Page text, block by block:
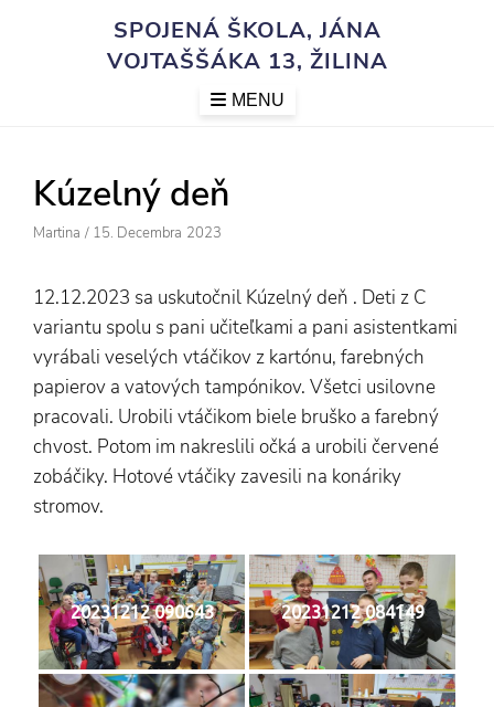
SPOJENÁ ŠKOLA, JÁNA
VOJTAŠŠÁKA 13, ŽILINA
MENU
Kúzelný deň
Author
Martina / Posted
15. Decembra 2023
12.12.2023 sa uskutočnil Kúzelný deň . Deti z C
variantu spolu s pani učiteľkami a pani asistentkami
vyrábali veselých vtáčikov z kartónu, farebných
papierov a vatových tampónikov. Všetci usilovne
pracovali. Urobili vtáčikom biele bruško a farebný
chvost. Potom im nakreslili očká a urobili červené
zobáčiky. Hotové vtáčiky zavesili na konáriky
stromov.
20231212 090643 20231212 084149